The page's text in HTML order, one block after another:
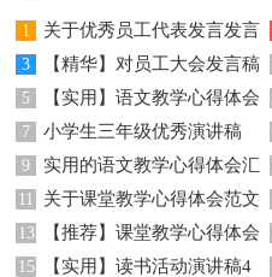
1
关于优秀员工代表发言发言
稿三篇
3
【精华】对员工大会发言稿
范文集合8篇
5
【实用】语文教学心得体会
4篇
7 小学生三年级优秀演讲稿
9
实用的语文教学心得体会汇
总五篇
11
关于课堂教学心得体会范文
集锦五篇
13
【推荐】课堂教学心得体会
模板汇总六篇
15
【实用】读书活动演讲稿4